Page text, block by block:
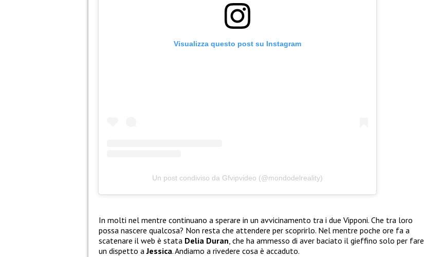
Visualizza questo post su Instagram
Un post condiviso da Gfvipvideo (@mondodelreality)
In molti nel mentre continuano a sperare in un avvicinamento tra i due Vipponi. Che tra loro
possa nascere qualcosa? Non resta che attendere per scoprirlo. Nel mentre poche ore fa a
scatenare il web è stata Delia Duran, che ha ammesso di aver baciato il gieffino solo per fare
un dispetto aJessica. Andiamo a rivedere cosa è accaduto.